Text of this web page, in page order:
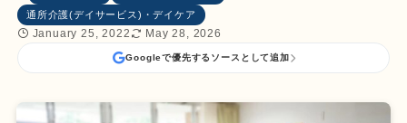
通所介護(デイサービス)・デイケア
January 25, 2022 May 28, 2026
Googleで優先するソースとして追加